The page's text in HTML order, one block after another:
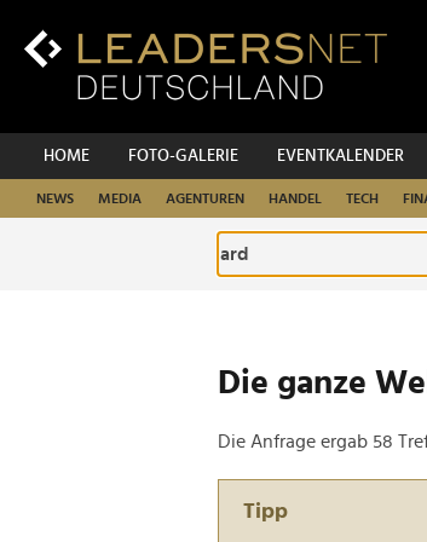
Inhalt
HOME FOTO-GALERIE EVENTKALENDER
NEWS MEDIA AGENTUREN HANDEL TECH
Die ganze
Die Anfrage ergab 58
Tipp